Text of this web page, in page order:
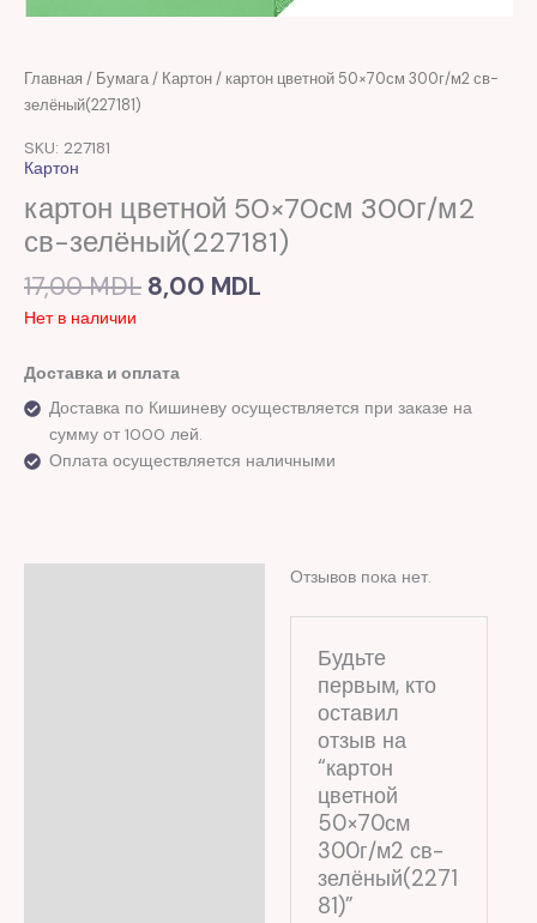
Главная / Бумага/ Картон/ картон цветной 50×70см 300г/м2 св-
зелёный(227181)
SKU: 227181
Картон
картон цветной 50×70см 300г/м2
св-зелёный(227181)
17,00MDL
Первоначальная
8,00 MDL
Текущая
Нет в наличии
Доставка и оплата
Доставка по Кишиневу осуществляется при заказе на
сумму от 1000 лей.
Оплата осуществляется наличными
Отзывов пока нет.
Будьте
первым, кто
оставил
отзыв на
“картон
цветной
50×70см
300г/м2 св-
зелёный(2271
81)”